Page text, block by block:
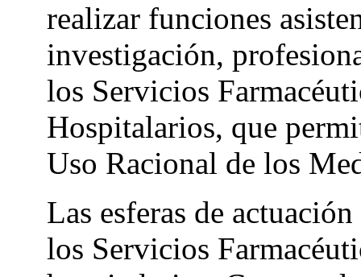
realizar funciones
investigación,
los Servicios
Hospitalarios, que
Uso Racional de los
Las esferas de
los Servicios